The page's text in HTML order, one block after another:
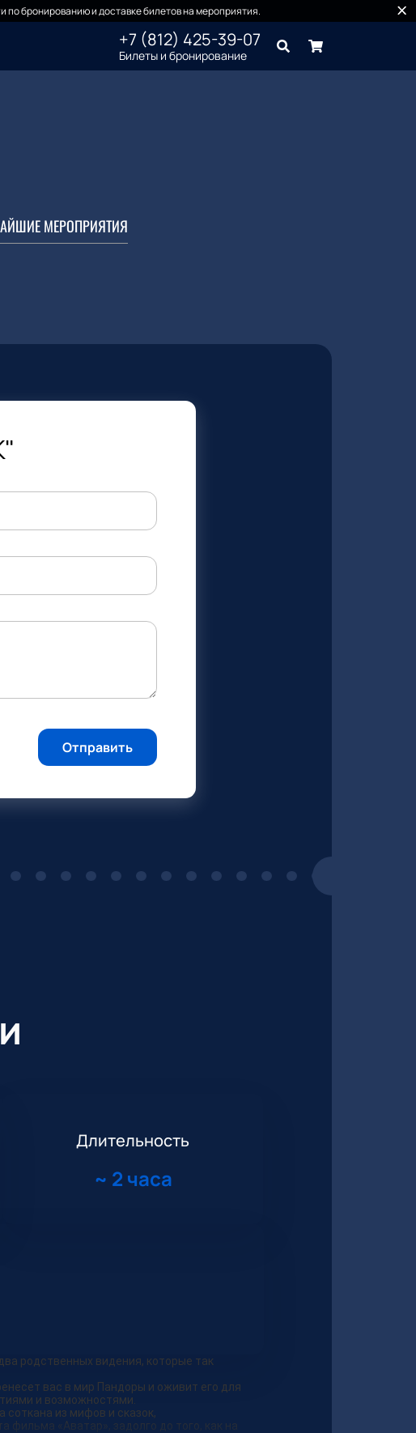
бронированию и доставке билетов на мероприятия.
+7 (812) 425-39-07
Билеты и бронирование
МЕРОПРИЯТИЯ
Отправить
Длительность
~ 2 часа
родственных видения, которые так
вас в мир Пандоры и оживит его для
и возможностями.
из мифов и сказок,
фильма «Аватар», задолго до того, как на